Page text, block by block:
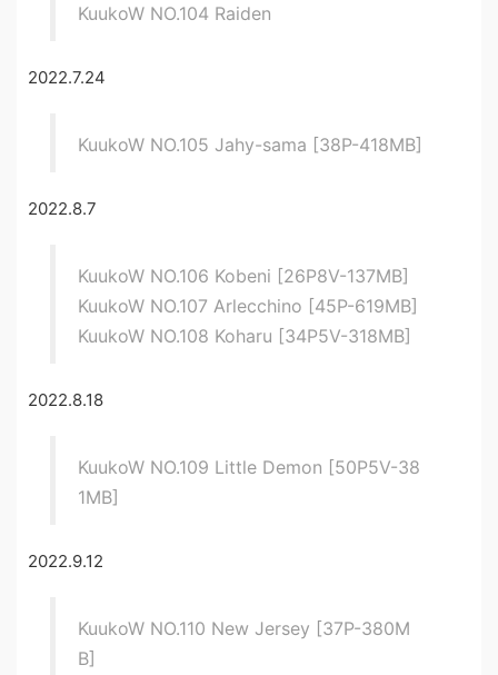
KuukoW NO.104 Raiden
2022.7.24
KuukoW NO.105 Jahy-sama [38P-418MB]
2022.8.7
KuukoW NO.106 Kobeni [26P8V-137MB]
KuukoW NO.107 Arlecchino [45P-619MB]
KuukoW NO.108 Koharu [34P5V-318MB]
2022.8.18
KuukoW NO.109 Little Demon [50P5V-38
1MB]
2022.9.12
KuukoW NO.110 New Jersey [37P-380M
B]